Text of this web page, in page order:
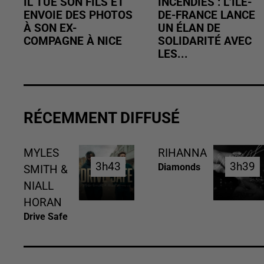
ENVOIE DES PHOTOS
À SON EX-
COMPAGNE À NICE
DE-FRANCE LANCE
UN ÉLAN DE
SOLIDARITÉ AVEC
LES...
RÉCEMMENT DIFFUSÉ
MYLES
SMITH &
NIALL
HORAN
Drive Safe
3h43
3h43
RIHANNA
Diamonds 3h39
3h39